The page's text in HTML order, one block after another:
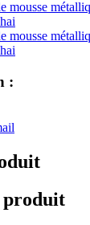
:
produit